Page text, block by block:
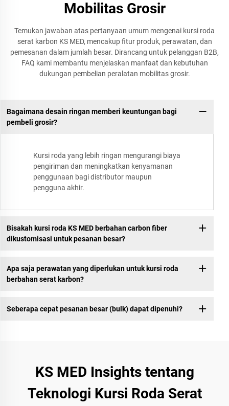
Mobilitas Grosir
Temukan jawaban atas pertanyaan umum mengenai kursi roda
serat karbon KS MED, mencakup fitur produk, perawatan, dan
pemesanan dalam jumlah besar. Dirancang untuk pelanggan B2B,
FAQ kami membantu menjelaskan manfaat dan kebutuhan
dukungan pembelian peralatan mobilitas grosir.
Bagaimana desain ringan memberi keuntungan bagi
pembeli grosir?
Kursi roda yang lebih ringan mengurangi biaya
pengiriman dan meningkatkan kenyamanan
penggunaan bagi distributor maupun
pengguna akhir.
Bisakah kursi roda KS MED berbahan carbon fiber
dikustomisasi untuk pesanan besar?
Apa saja perawatan yang diperlukan untuk kursi roda
berbahan serat karbon?
Seberapa cepat pesanan besar (bulk) dapat dipenuhi?
KS MED Insights tentang
Teknologi Kursi Roda Serat